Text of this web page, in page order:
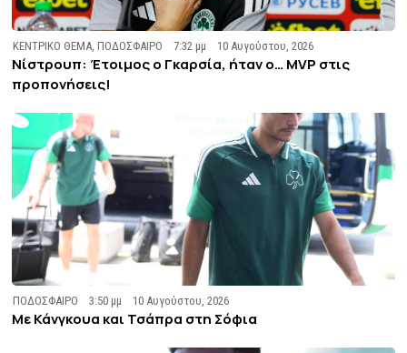
ΚΕΝΤΡΙΚΟ ΘΕΜΑ,ΠΟΔΟΣΦΑΙΡΟ 7:32 μμ 10 Αυγούστου, 2026
Νίστρουπ: Έτοιμος ο Γκαρσία, ήταν ο… MVP στις
προπονήσεις!
ΠΟΔΟΣΦΑΙΡΟ 3:50 μμ 10 Αυγούστου, 2026
Με Κάνγκουα και Τσάπρα στη Σόφια